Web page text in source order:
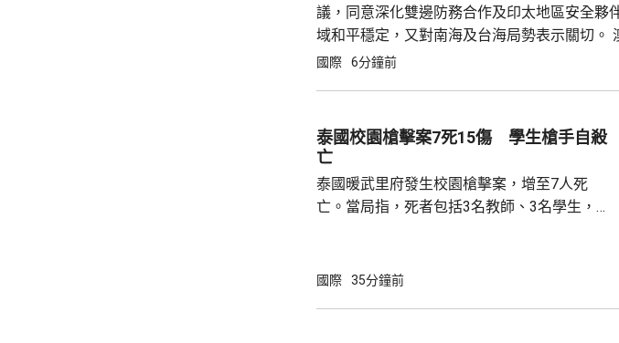
議，同意深化雙邊防務合作及印太地區安全夥
域和平穩定，又對南海及台海局勢表示關切。
在南海衝撞菲律賓船隻及發射水砲等危險行為
國際 6分鐘前
泰國校園槍擊案7死15傷 學生槍手自殺
亡
泰國暖武里府發生校園槍擊案，增至7人死
亡。當局指，死者包括3名教師、3名學生，以
後來證實自殺身亡。警方到場疏散學校師生，
國際 35分鐘前